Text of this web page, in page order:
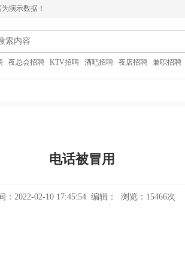
演示数据！
夜总会招聘 KTV招聘 酒吧招聘 夜店招聘 兼职招聘
电话被冒用
：2022-02-10 17:45:54 编辑： 浏览：15466次